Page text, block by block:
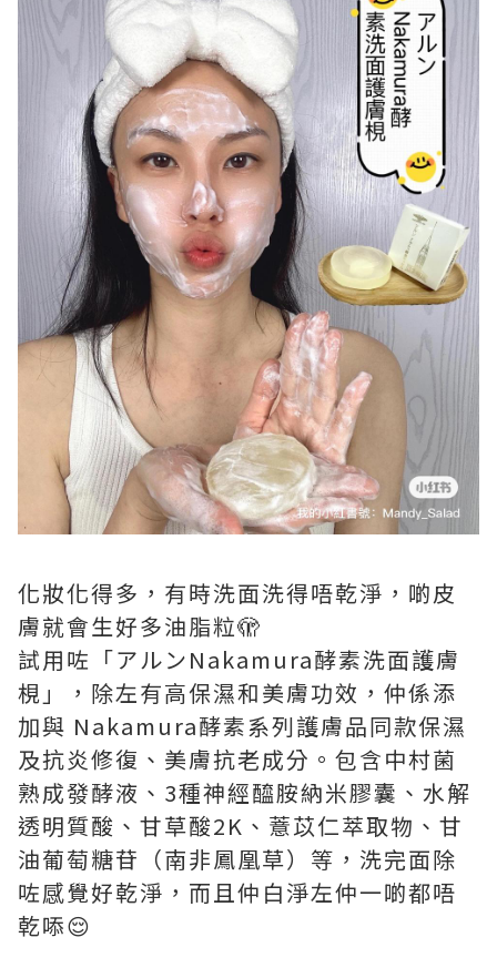
化妝化得多，有時洗面洗得唔乾淨，啲皮
膚就會生好多油脂粒🫣
試用咗「アルンNakamura酵素洗面護膚
梘」，除左有高保濕和美膚功效，仲係添
加與 Nakamura酵素系列護膚品同款保濕
及抗炎修復、美膚抗老成分。包含中村菌
熟成發酵液、3種神經醯胺納米膠囊、水解
透明質酸、甘草酸2K、薏苡仁萃取物、甘
油葡萄糖苷（南非鳳凰草）等，洗完面除
咗感覺好乾淨，而且仲白淨左仲一啲都唔
乾㖭😌